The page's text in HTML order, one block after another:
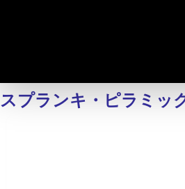
スプランキ・ピラミッ